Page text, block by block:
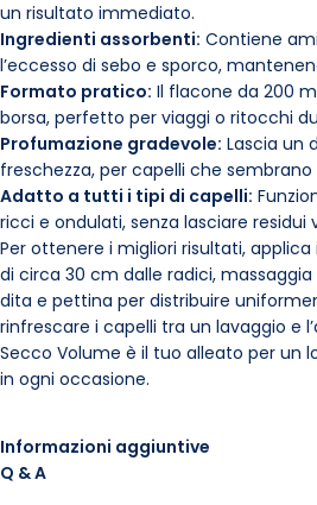
un risultato immediato.
Ingredienti assorbenti: Contiene
l’eccesso di sebo e sporco,
Formato pratico: Il flacone da 200
borsa, perfetto per viaggi o ritocchi
Profumazione gradevole: Lascia un
freschezza, per capelli che
Adatto a tutti i tipi di capelli:
ricci e ondulati, senza lasciare residui
Per ottenere i migliori risultati,
di circa 30 cm dalle radici,
dita e pettina per distribuire
rinfrescare i capelli tra un lavaggio e
Secco Volume è il tuo alleato per un
in ogni occasione.
Informazioni aggiuntive
Q & A